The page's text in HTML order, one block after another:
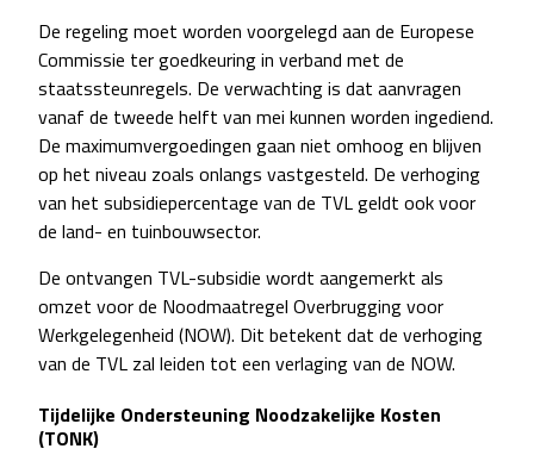
De regeling moet worden voorgelegd aan de Europese
Commissie ter goedkeuring in verband met de
staatssteunregels. De verwachting is dat aanvragen
vanaf de tweede helft van mei kunnen worden ingediend.
De maximumvergoedingen gaan niet omhoog en blijven
op het niveau zoals onlangs vastgesteld. De verhoging
van het subsidiepercentage van de TVL geldt ook voor
de land- en tuinbouwsector.
De ontvangen TVL-subsidie wordt aangemerkt als
omzet voor de Noodmaatregel Overbrugging voor
Werkgelegenheid (NOW). Dit betekent dat de verhoging
van de TVL zal leiden tot een verlaging van de NOW.
Tijdelijke Ondersteuning Noodzakelijke Kosten
(TONK)